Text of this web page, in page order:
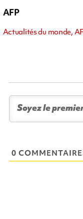
AFP
Actualités du monde,
0